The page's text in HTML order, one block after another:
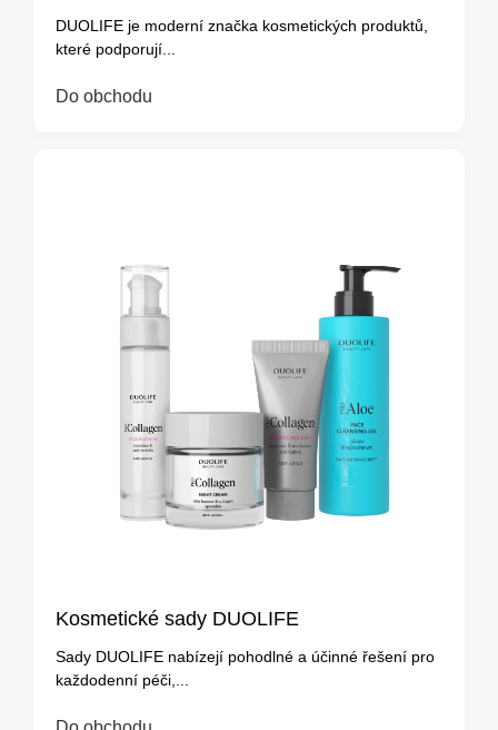
DUOLIFE je moderní značka kosmetických produktů,
které podporují...
Do obchodu
Kosmetické sady DUOLIFE
Sady DUOLIFE nabízejí pohodlné a účinné řešení pro
každodenní péči,...